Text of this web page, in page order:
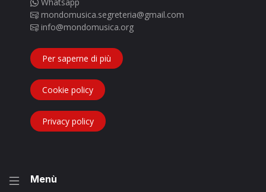
mondomusica.segreteria@gmail.com
info@mondomusica.org
Per saperne di più
Cookie policy
Privacy policy
Menù